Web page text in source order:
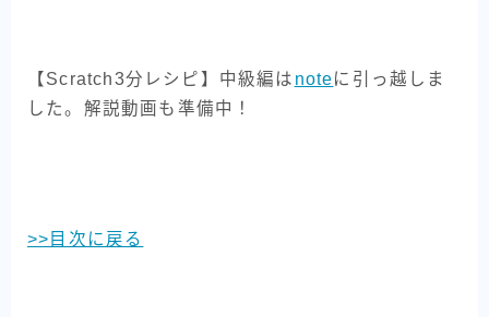
【Scratch3分レシピ】中級編は noteに引っ越しま
した。解説動画も準備中！
>>目次に戻る